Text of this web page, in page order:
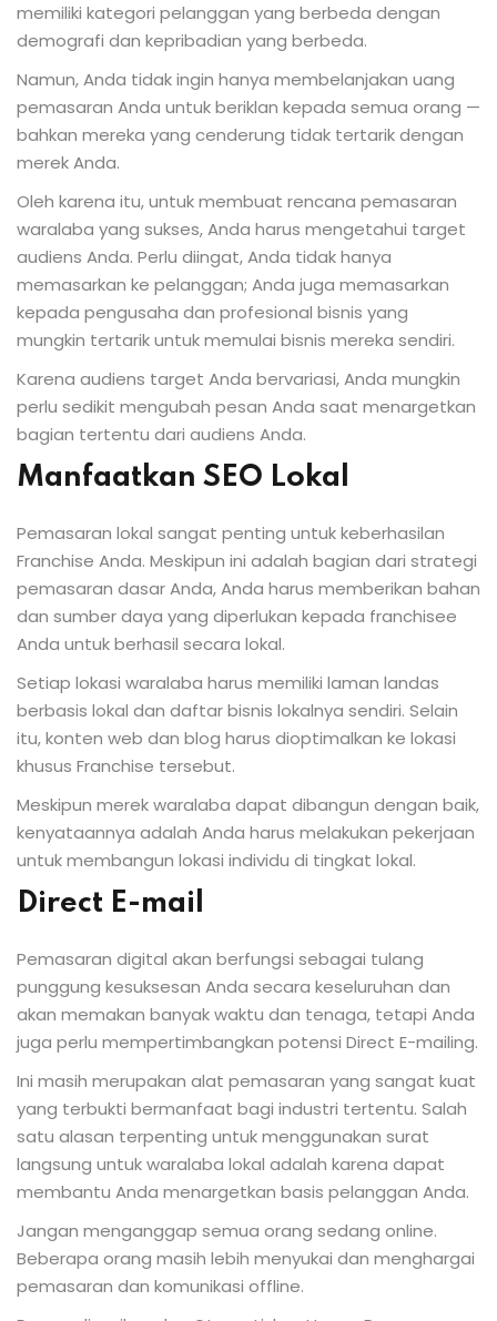
memiliki kategori pelanggan yang berbeda dengan
demografi dan kepribadian yang berbeda.
Namun, Anda tidak ingin hanya membelanjakan uang
pemasaran Anda untuk beriklan kepada semua orang —
bahkan mereka yang cenderung tidak tertarik dengan
merek Anda.
Oleh karena itu, untuk membuat rencana pemasaran
waralaba yang sukses, Anda harus mengetahui target
audiens Anda. Perlu diingat, Anda tidak hanya
memasarkan ke pelanggan; Anda juga memasarkan
kepada pengusaha dan profesional bisnis yang
mungkin tertarik untuk memulai bisnis mereka sendiri.
Karena audiens target Anda bervariasi, Anda mungkin
perlu sedikit mengubah pesan Anda saat menargetkan
bagian tertentu dari audiens Anda.
Manfaatkan SEO Lokal
Pemasaran lokal sangat penting untuk keberhasilan
Franchise Anda. Meskipun ini adalah bagian dari strategi
pemasaran dasar Anda, Anda harus memberikan bahan
dan sumber daya yang diperlukan kepada franchisee
Anda untuk berhasil secara lokal.
Setiap lokasi waralaba harus memiliki laman landas
berbasis lokal dan daftar bisnis lokalnya sendiri. Selain
itu, konten web dan blog harus dioptimalkan ke lokasi
khusus Franchise tersebut.
Meskipun merek waralaba dapat dibangun dengan baik,
kenyataannya adalah Anda harus melakukan pekerjaan
untuk membangun lokasi individu di tingkat lokal.
Direct E-mail
Pemasaran digital akan berfungsi sebagai tulang
punggung kesuksesan Anda secara keseluruhan dan
akan memakan banyak waktu dan tenaga, tetapi Anda
juga perlu mempertimbangkan potensi Direct E-mailing.
Ini masih merupakan alat pemasaran yang sangat kuat
yang terbukti bermanfaat bagi industri tertentu. Salah
satu alasan terpenting untuk menggunakan surat
langsung untuk waralaba lokal adalah karena dapat
membantu Anda menargetkan basis pelanggan Anda.
Jangan menganggap semua orang sedang online.
Beberapa orang masih lebih menyukai dan menghargai
pemasaran dan komunikasi offline.